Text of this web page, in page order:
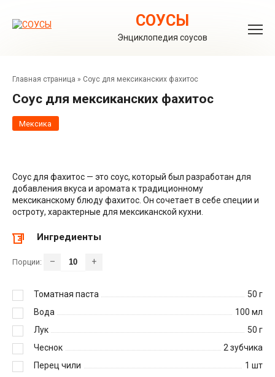
контенту
СОУСЫ
Энциклопедия соусов
Главная страница » Соус для мексиканских фахитос
Соус для мексиканских фахитос
Мексика
Соус для фахитос — это соус, который был разработан для
добавления вкуса и аромата к традиционному
мексиканскому блюду фахитос. Он сочетает в себе специи и
остроту, характерные для мексиканской кухни.
Ингредиенты
Порции: – +
Томатная паста 50 г
Вода
100 мл
Лук
50 г
Чеснок
2 зубчика
Перец чили
1 шт